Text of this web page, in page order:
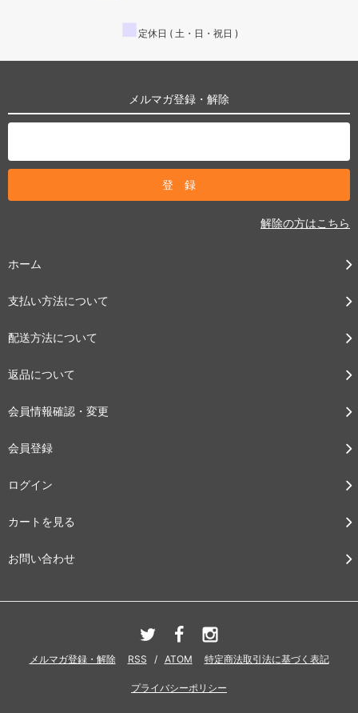
■ 定休日 ( 土・日・祝日 )
メルマガ登録・解除
解除の方はこちら
ホーム
支払い方法について
配送方法について
返品について
会員情報確認・変更
会員登録
ログイン
カートを見る
お問い合わせ
メルマガ登録・解除 RSS / ATOM 特定商法取引法に基づく表記
プライバシーポリシー